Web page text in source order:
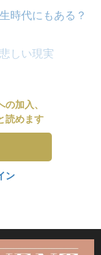
時代にもある？
しい現実
加入、
読めます
ン